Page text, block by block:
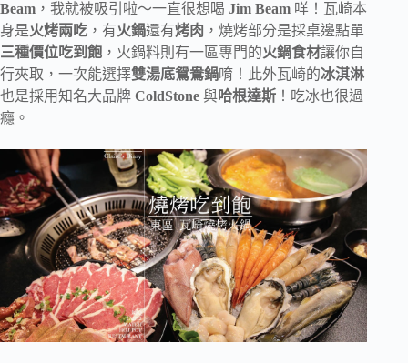
Beam ，我就被吸引啦～一直很想喝 Jim Beam 咩！瓦崎本
身是火烤兩吃 ，有火鍋還有烤肉 ，燒烤部分是採桌邊點單
三種價位吃到飽 ，火鍋料則有一區專門的火鍋食材讓你自
行夾取，一次能選擇雙湯底鴛鴦鍋唷！此外瓦崎的冰淇淋
也是採用知名大品牌 ColdStone 與哈根達斯 ！吃冰也很過
癮。